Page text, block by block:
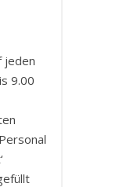
jeden
9.00